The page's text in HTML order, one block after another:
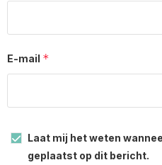
E-mail *
Laat mij het weten
geplaatst op dit bericht.